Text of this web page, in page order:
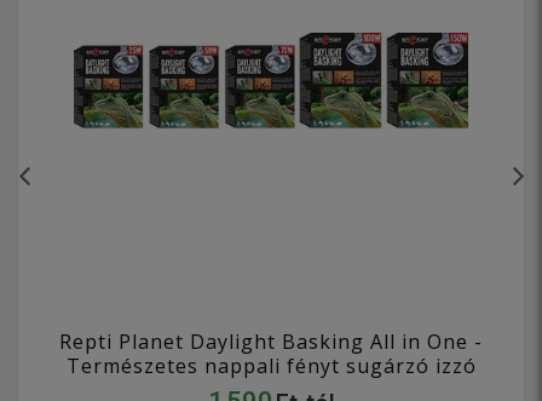
Repti Planet Daylight Basking All in One -
Természetes nappali fényt sugárzó izzó